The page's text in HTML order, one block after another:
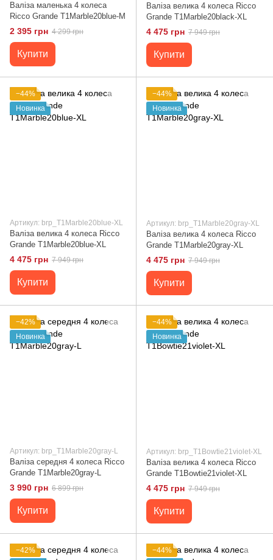
Валіза маленька 4 колеса
Ricco Grande T1Marble20blue-M
2 395 грн 4 299 грн
Купити
Валіза велика 4 колеса Ricco
Grande T1Marble20black-XL
4 475 грн 7 949 грн
Купити
−44%
Новинка
Артикул: brp_T1Marble20blue-XL
Валіза велика 4 колеса Ricco
Grande T1Marble20blue-XL
4 475 грн 7 949 грн
Купити
−44%
Новинка
Артикул: brp_T1Marble20gray-XL
Валіза велика 4 колеса Ricco
Grande T1Marble20gray-XL
4 475 грн 7 949 грн
Купити
−42%
Новинка
Артикул: brp_T1Marble20gray-L
Валіза середня 4 колеса Ricco
Grande T1Marble20gray-L
3 990 грн 6 899 грн
Купити
−44%
Новинка
Артикул: brp_T1Bowtie21violet-XL
Валіза велика 4 колеса Ricco
Grande T1Bowtie21violet-XL
4 475 грн 7 949 грн
Купити
−42%
−44%